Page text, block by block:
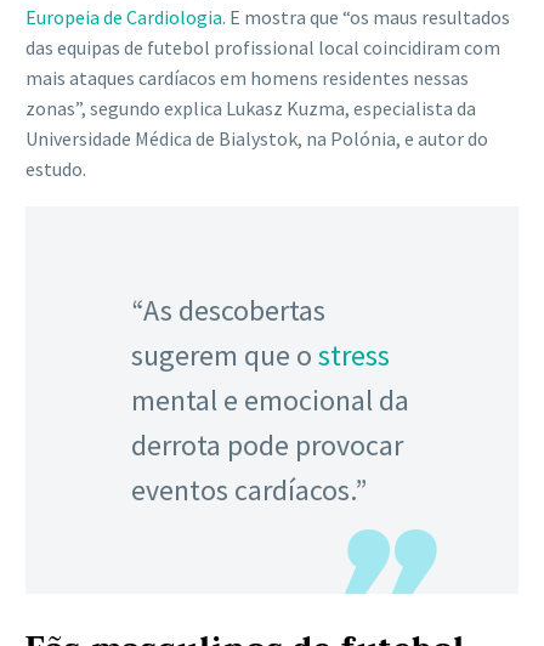
Europeia de Cardiologia. E mostra que “os maus resultados
das equipas de futebol profissional local coincidiram com
mais ataques cardíacos em homens residentes nessas
zonas”, segundo explica Lukasz Kuzma, especialista da
Universidade Médica de Bialystok, na Polónia, e autor do
estudo.
“As descobertas
sugerem que ostress
mental e emocional da
derrota pode provocar
eventos cardíacos.”